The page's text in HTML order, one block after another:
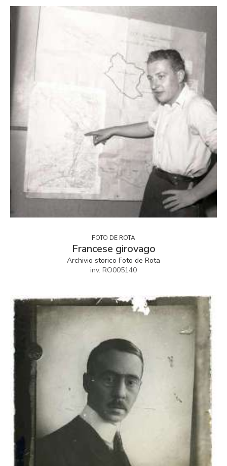
FOTO DE ROTA
Francese girovago
Archivio storico Foto de Rota
inv. RO005140